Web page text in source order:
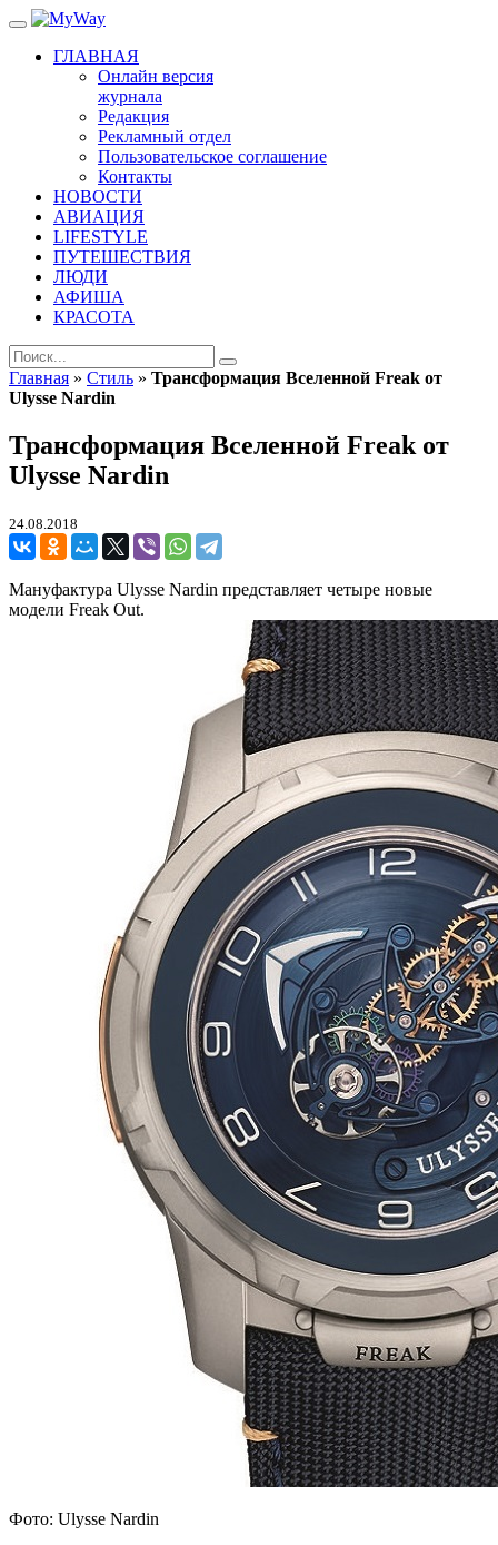
ГЛАВНАЯ
Онлайн версия
журнала
Редакция
Рекламный отдел
Пользовательское соглашение
Контакты
НОВОСТИ
АВИАЦИЯ
LIFESTYLE
ПУТЕШЕСТВИЯ
ЛЮДИ
АФИША
КРАСОТА
Главная » Стиль » Трансформация Вселенной Freak от
Ulysse Nardin
Трансформация Вселенной Freak от
Ulysse Nardin
24.08.2018
Мануфактура Ulysse Nardin представляет четыре новые
модели Freak Out.
Фото: Ulysse Nardin